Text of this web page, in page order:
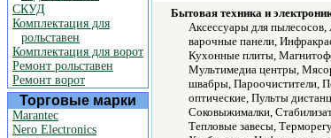
СКУД
Комплектация для
рольставен
Комплектация для ворот
Ремонт рольставен
Ремонт ворот
Торговые марки
Marantec
Nero Electronics
Бытовая техника и
Аксессуары для
варочные панели,
Кухонные плиты,
Мультимедиа центры,
швабры, Пароочистители,
оптические, Пульты
Соковыжималки,
Тепловые завесы,